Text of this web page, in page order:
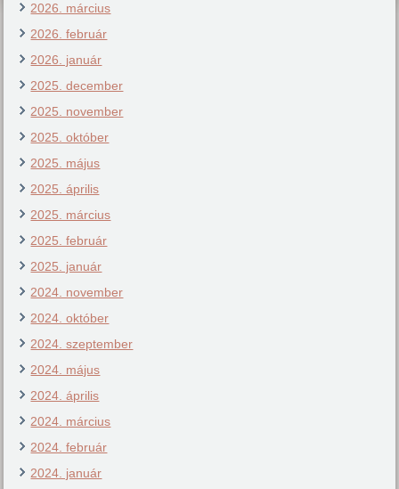
2026. március
2026. február
2026. január
2025. december
2025. november
2025. október
2025. május
2025. április
2025. március
2025. február
2025. január
2024. november
2024. október
2024. szeptember
2024. május
2024. április
2024. március
2024. február
2024. január